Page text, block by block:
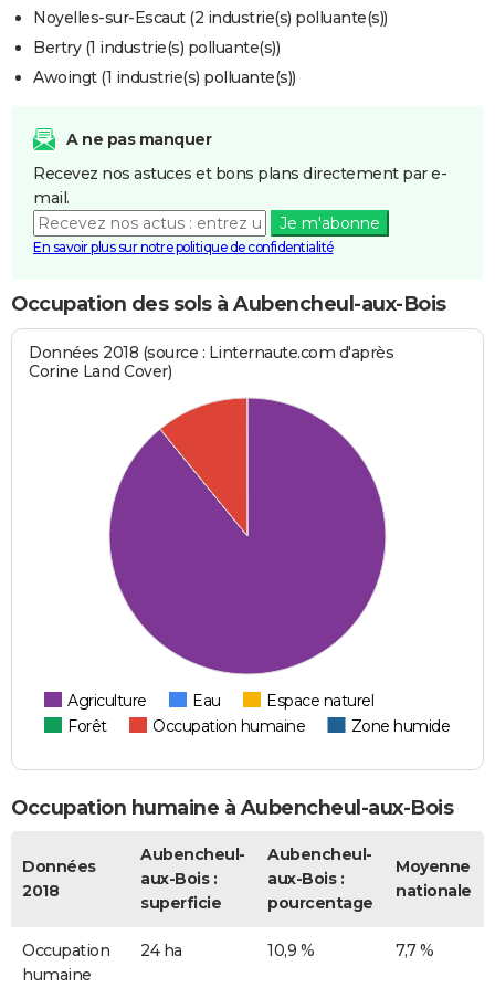
Noyelles-sur-Escaut (2 industrie(s) polluante(s))
Bertry (1 industrie(s) polluante(s))
Awoingt (1 industrie(s) polluante(s))
A ne pas manquer
Recevez nos astuces et bons plans directement par e-
mail.
Je m'abonne
En savoir plus sur notre politique de confidentialité
Occupation des sols à Aubencheul-aux-Bois
Données 2018 (source : Linternaute.com d'après
Corine Land Cover)
Agriculture Eau
Espace naturel
Forêt
Occupation humaine Zone humide
Occupation humaine à Aubencheul-aux-Bois
Données
2018
Aubencheul-
aux-Bois :
superficie
Aubencheul-
aux-Bois :
pourcentage
Moyenne
nationale
Occupation
humaine
24 ha 10,9 % 7,7 %